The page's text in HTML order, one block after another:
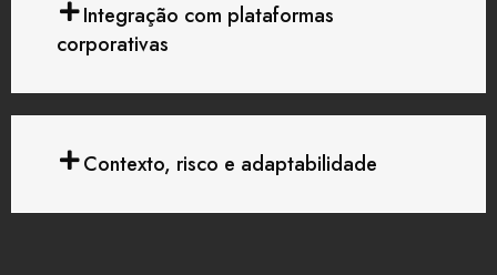
Integração com plataformas
corporativas
Contexto, risco e adaptabilidade